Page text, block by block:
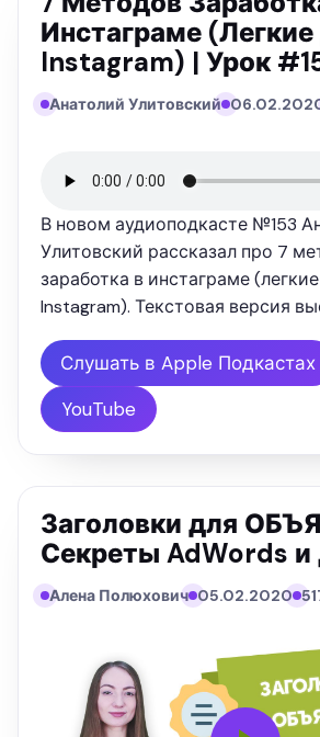
Инстаграме
Instagram) | Урок
Анатолий Улитовский
В новом аудиоподкасте №153
Улитовский рассказал про 7
заработка в инстаграме
Instagram). Текстовая версия
"Заработок в Инстаграме - это
случайность. На этой платформе
зарабатываются огромные
звёзды как …
Слушать в Apple Подкастах
YouTube
Заголовки для
Секреты AdWords и
Алена Полюхович 05.02.2020